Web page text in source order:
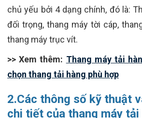
chủ yếu bởi 4 dạng chính, đó là:
đối trọng, thang máy tời cáp,
thang máy trục vít.
>> Xem thêm: Thang máy tải
chọn thang tải hàng phù hợp
2.Các thông số kỹ thuật
chi tiết của thang máy tải